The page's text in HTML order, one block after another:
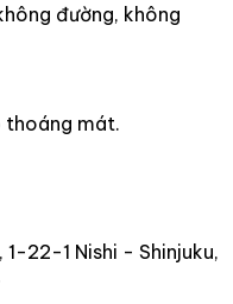
đường, không
thoáng mát.
1-22-1 Nishi - Shinjuku,